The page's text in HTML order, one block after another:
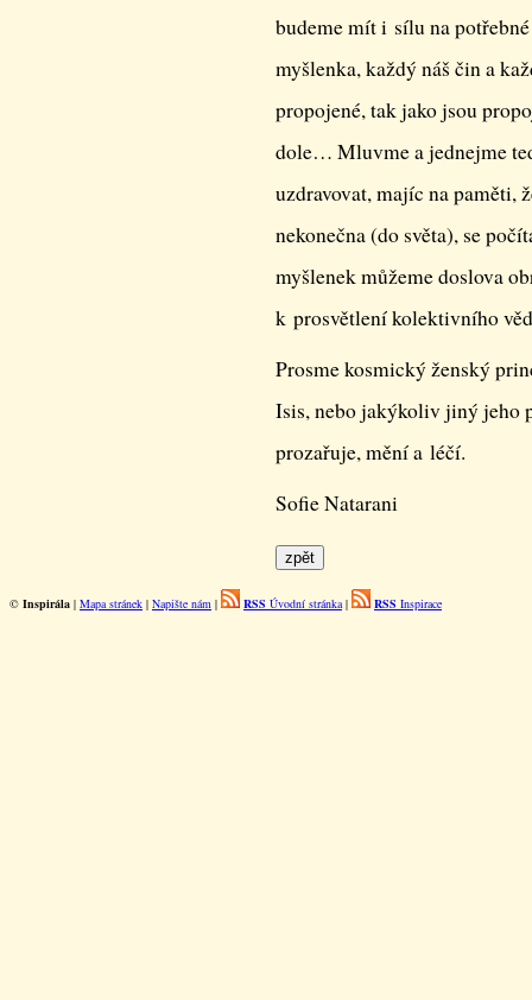
budeme mít i sílu na
myšlenka, každý náš čin a
propojené, tak jako jsou
dole… Mluvme a jednejme
uzdravovat, majíc na paměti,
nekonečna (do světa), se
myšlenek můžeme doslova
k prosvětlení kolektivního
Prosme kosmický ženský
Isis, nebo jakýkoliv jiný jeho
prozařuje, mění a léčí.
Sofie Natarani
© Inspirála | Mapa stránek | Napište nám | RSS Úvodní stránka| RSS Inspirace